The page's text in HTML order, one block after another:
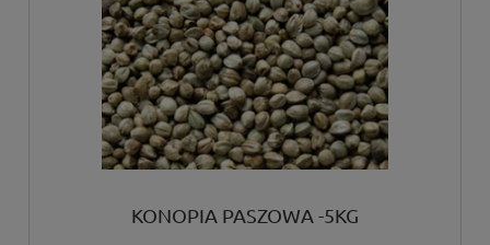
KONOPIA PASZOWA -5KG